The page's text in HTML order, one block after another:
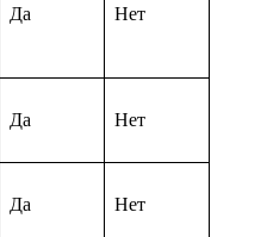
Да Нет
Да Нет
Да Нет